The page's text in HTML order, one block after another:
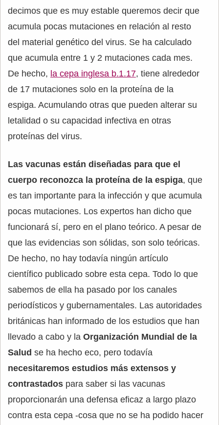
decimos que es muy estable queremos decir que
acumula pocas mutaciones en relación al resto
del material genético del virus. Se ha calculado
que acumula entre 1 y 2 mutaciones cada mes.
De hecho, la cepa inglesa b.1.17, tiene alrededor
de 17 mutaciones solo en la proteína de la
espiga. Acumulando otras que pueden alterar su
letalidad o su capacidad infectiva en otras
proteínas del virus.
Las vacunas están diseñadas para que el
cuerpo reconozca la proteína de la espiga, que
es tan importante para la infección y que acumula
pocas mutaciones. Los expertos han dicho que
funcionará sí, pero en el plano teórico. A pesar de
que las evidencias son sólidas, son solo teóricas.
De hecho, no hay todavía ningún artículo
científico publicado sobre esta cepa. Todo lo que
sabemos de ella ha pasado por los canales
periodísticos y gubernamentales. Las autoridades
británicas han informado de los estudios que han
llevado a cabo y la Organización Mundial de la
Salud se ha hecho eco, pero todavía
necesitaremos estudios más extensos y
contrastados para saber si las vacunas
proporcionarán una defensa eficaz a largo plazo
contra esta cepa -cosa que no se ha podido hacer